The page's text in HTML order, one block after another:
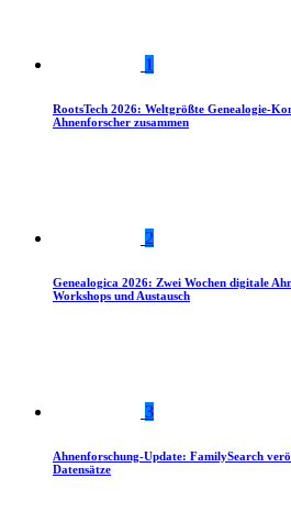
1
RootsTech 2026: Weltgrößte Genealogie-
Ahnenforscher zusammen
2
Genealogica 2026: Zwei Wochen digitale
Workshops und Austausch
3
Ahnenforschung-Update: FamilySearch
Datensätze